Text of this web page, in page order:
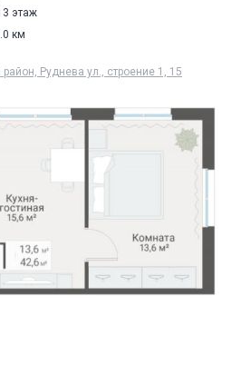
этаж
км
Руднева ул., строение 1, 15